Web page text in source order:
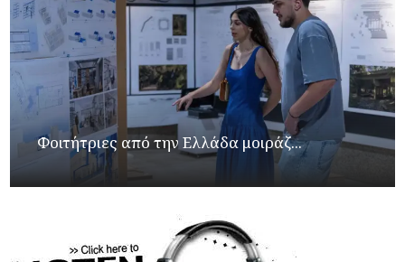
Φοιτήτριες από την Ελλάδα μοιράζ...